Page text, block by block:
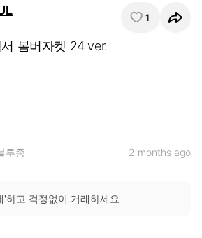
1
봄버자켓 24 ver.
루종 2 months ago
'하고 걱정없이 거래하세요